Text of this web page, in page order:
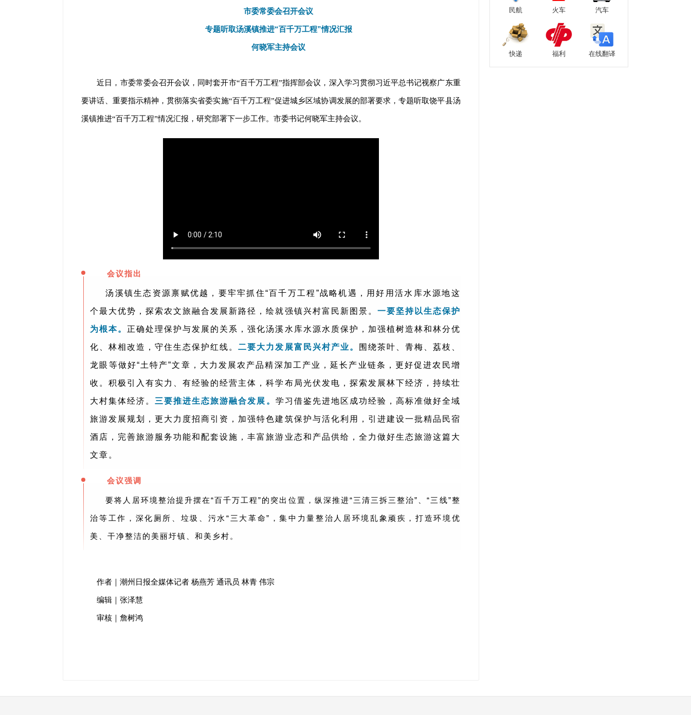
市委常委会召开会议
专题听取汤溪镇推进“百千万工程”情况汇报
何晓军主持会议
近日，市委常委会召开会议，同时套开市“百千万工程”指挥部会议，深入学习贯彻习近平总书记视察广东重
要讲话、重要指示精神，贯彻落实省委实施“百千万工程”促进城乡区域协调发展的部署要求，专题听取饶平县汤
溪镇推进“百千万工程”情况汇报，研究部署下一步工作。市委书记何晓军主持会议。
会议指出
汤溪镇生态资源禀赋优越，要牢牢抓住“百千万工程”战略机遇，用好用活水库水源地这
个最大优势，探索农文旅融合发展新路径，绘就强镇兴村富民新图景。 一要坚持以生态保护
为根本。 正确处理保护与发展的关系，强化汤溪水库水源水质保护，加强植树造林和林分优
化、林相改造，守住生态保护红线。二要大力发展富民兴村产业。 围绕茶叶、青梅、荔枝、
龙眼等做好“土特产”文章，大力发展农产品精深加工产业，延长产业链条，更好促进农民增
收。积极引入有实力、有经验的经营主体，科学布局光伏发电，探索发展林下经济，持续壮
大村集体经济。 三要推进生态旅游融合发展。 学习借鉴先进地区成功经验，高标准做好全域
旅游发展规划，更大力度招商引资，加强特色建筑保护与活化利用，引进建设一批精品民宿
酒店，完善旅游服务功能和配套设施，丰富旅游业态和产品供给，全力做好生态旅游这篇大
文章。
会议强调
要将人居环境整治提升摆在“百千万工程”的突出位置，纵深推进“三清三拆三整治”、“三线”整
治等工作，深化厕所、垃圾、污水“三大革命”，集中力量整治人居环境乱象顽疾，打造环境优
美、干净整洁的美丽圩镇、和美乡村。
作者｜潮州日报全媒体记者 杨燕芳 通讯员 林青 伟宗
编辑｜张泽慧
审核｜詹树鸿
民航 火车 汽车
快递 福利 在线翻译